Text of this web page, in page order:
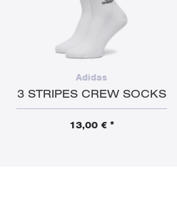
Adidas
3 STRIPES CREW SOCKS
13,00 € *